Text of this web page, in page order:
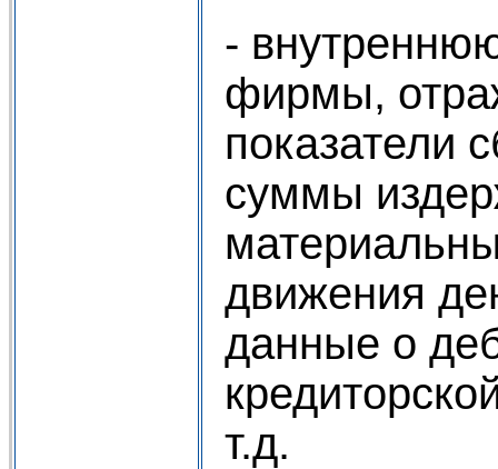
-
фирмы,
показатели
суммы
движения
данные о
т.д.